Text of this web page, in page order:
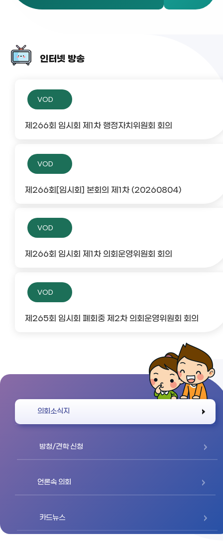
인터넷 방송
VOD
제266회 임시회 제1차 행정자치위원회 회의
VOD
제266회[임시회] 본회의 제1차 (20260804)
VOD
제266회 임시회 제1차 의회운영위원회 회의
VOD
제265회 임시회 폐회중 제2차 의회운영위원회 회의
의회소식지
방청/견학 신청
언론속 의회
카드뉴스